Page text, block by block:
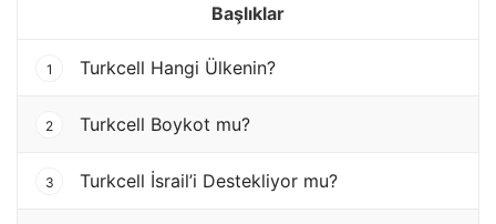
Başlıklar
1 Turkcell Hangi Ülkenin?
2 Turkcell Boykot mu?
3 Turkcell İsrail’i Destekliyor mu?